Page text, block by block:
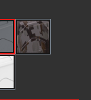
Gunmetal
weiß